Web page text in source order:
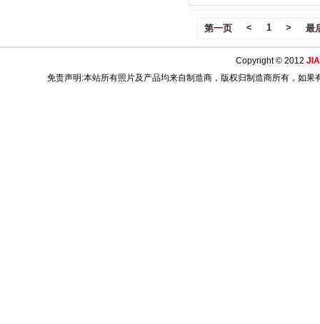
第一页 < 1 > 最
Copyright © 2012
免责声明:本站所有照片及产品均来自制造商，版权归制造商所有，如